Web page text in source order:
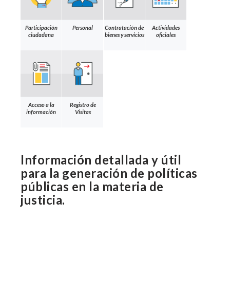
Participación
ciudadana
Personal
Contratación de
bienes y servicios
Actividades
oficiales
Acceso a la
información
Registro de
Visitas
Información detallada y útil
para la generación de políticas
públicas en la materia de
justicia.